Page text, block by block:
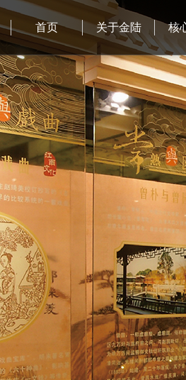
首页 关于金陆 核